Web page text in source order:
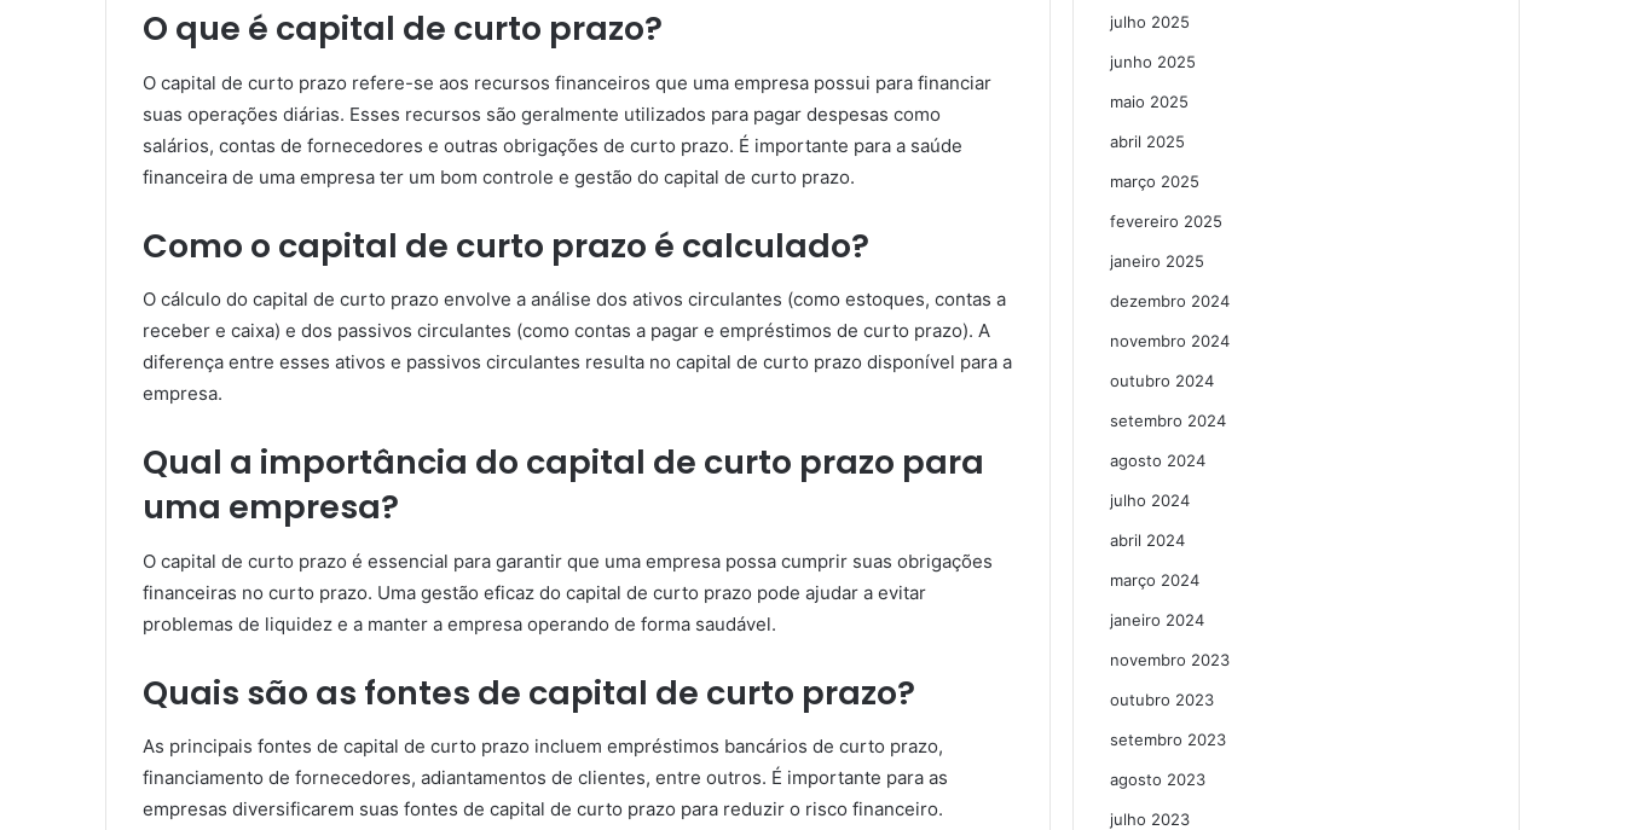
O que é capital de curto prazo?
O capital de curto prazo refere-se aos recursos financeiros que uma empresa possui para financiar
suas operações diárias. Esses recursos são geralmente utilizados para pagar despesas como
salários, contas de fornecedores e outras obrigações de curto prazo. É importante para a saúde
financeira de uma empresa ter um bom controle e gestão do capital de curto prazo.
Como o capital de curto prazo é calculado?
O cálculo do capital de curto prazo envolve a análise dos ativos circulantes (como estoques, contas a
receber e caixa) e dos passivos circulantes (como contas a pagar e empréstimos de curto prazo). A
diferença entre esses ativos e passivos circulantes resulta no capital de curto prazo disponível para a
empresa.
Qual a importância do capital de curto prazo para
uma empresa?
O capital de curto prazo é essencial para garantir que uma empresa possa cumprir suas obrigações
financeiras no curto prazo. Uma gestão eficaz do capital de curto prazo pode ajudar a evitar
problemas de liquidez e a manter a empresa operando de forma saudável.
Quais são as fontes de capital de curto prazo?
As principais fontes de capital de curto prazo incluem empréstimos bancários de curto prazo,
financiamento de fornecedores, adiantamentos de clientes, entre outros. É importante para as
empresas diversificarem suas fontes de capital de curto prazo para reduzir o risco financeiro.
julho 2025
junho 2025
maio 2025
abril 2025
março 2025
fevereiro 2025
janeiro 2025
dezembro 2024
novembro 2024
outubro 2024
setembro 2024
agosto 2024
julho 2024
abril 2024
março 2024
janeiro 2024
novembro 2023
outubro 2023
setembro 2023
agosto 2023
julho 2023